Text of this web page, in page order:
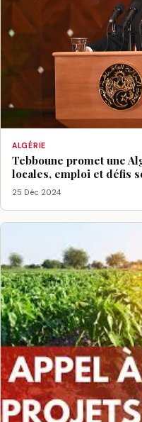
ALGÉRIE
Tebboune promet une
locales, emploi et défis
25 Déc 2024